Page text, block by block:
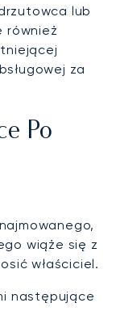
lub
również
za
Po
wiąże się z
właściciel.
następujące